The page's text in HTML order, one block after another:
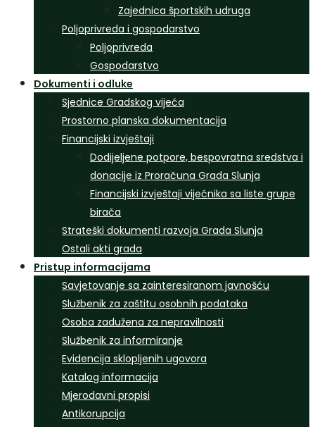
Zajednica športskih udruga
Poljoprivreda i gospodarstvo
Poljoprivreda
Gospodarstvo
Dokumenti i odluke
Sjednice Gradskog vijeća
Prostorno planska dokumentacija
Financijski izvještaji
Dodijeljene potpore, bespovratna sredstva i
donacije iz Proračuna Grada Slunja
Financijski izvještaji vijećnika sa liste grupe
birača
Strateški dokumenti razvoja Grada Slunja
Ostali akti grada
Pristup informacijama
Savjetovanje sa zainteresiranom javnošću
Službenik za zaštitu osobnih podataka
Osoba zadužena za nepravilnosti
Službenik za informiranje
Evidencija sklopljenih ugovora
Katalog informacija
Mjerodavni propisi
Antikorupcija